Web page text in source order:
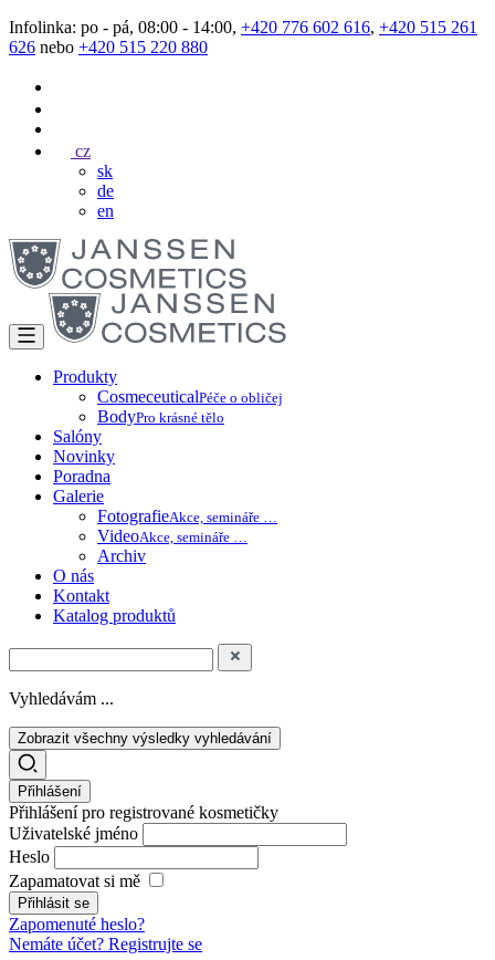
Infolinka: po - pá, 08:00 - 14:00, +420 776 602 616, +420 515 261
626 nebo +420 515 220 880
cz
sk
de
en
Produkty
CosmeceuticalPéče o obličej
BodyPro krásné tělo
Salóny
Novinky
Poradna
Galerie
FotografieAkce, semináře …
VideoAkce, semináře …
Archiv
O nás
Kontakt
Katalog produktů
Vyhledávám ...
Zobrazit všechny výsledky vyhledávání
Přihlášení
Přihlášení pro registrované kosmetičky
Uživatelské jméno
Heslo
Zapamatovat si mě
Zapomenuté heslo?
Nemáte účet? Registrujte se